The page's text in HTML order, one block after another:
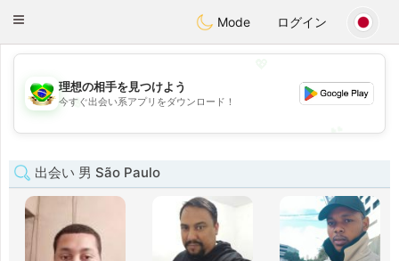
Conversar
Toggle
Mode ログイン
💖
💕
理想の相手を見つけよう
今すぐ出会い系アプリをダウンロード！
出会い 男 São Paulo